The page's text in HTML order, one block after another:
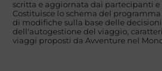
scritta e aggiornata dai partecipanti
Costituisce lo schema del
di modifiche sulla base delle
dell'autogestione del viaggio,
viaggi proposti da Avventure nel